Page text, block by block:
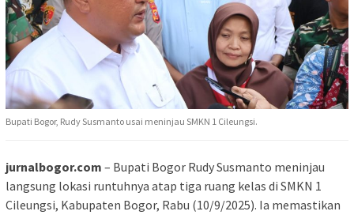
Bupati Bogor, Rudy Susmanto usai meninjau SMKN 1 Cileungsi.
jurnalbogor.com – Bupati Bogor Rudy Susmanto meninjau
langsung lokasi runtuhnya atap tiga ruang kelas di SMKN 1
Cileungsi, Kabupaten Bogor, Rabu (10/9/2025). Ia memastikan